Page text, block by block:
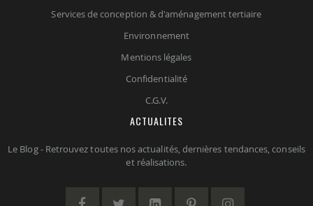
Services de conception & d'aménagement tertiaire
Environnement
Mentions légales
Confidentialité
C.G.V.
ACTUALITES
Le Blog - Retrouvez toutes nos actualités, dernières tendances, conseils
et réalisations.